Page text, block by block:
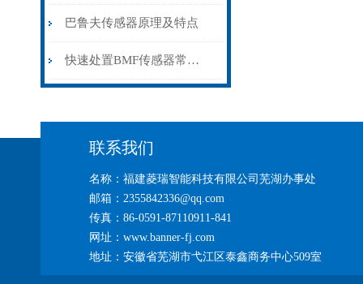
巴鲁夫传感器原理及特点
快速处置BMF传感器常见故障是保障系统稳定运行的关键
联系我们
名称：福建菱瑞智能科技有限公司芜湖办事处
邮箱：2355842336@qq.com
传真：86-0591-87110911-841
网址：www.banner-fj.com
地址：安徽省芜湖市弋江区泰鑫商务中心509室